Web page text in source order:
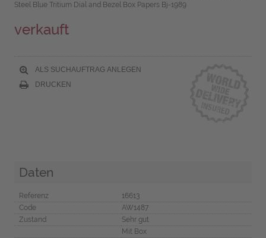
Steel Blue Tritium Dial and Bezel Box Papers Bj-1989
verkauft
ALS SUCHAUFTRAG ANLEGEN
DRUCKEN
Daten
Referenz
16613
Code
AW1487
Zustand
Sehr gut
Mit Box